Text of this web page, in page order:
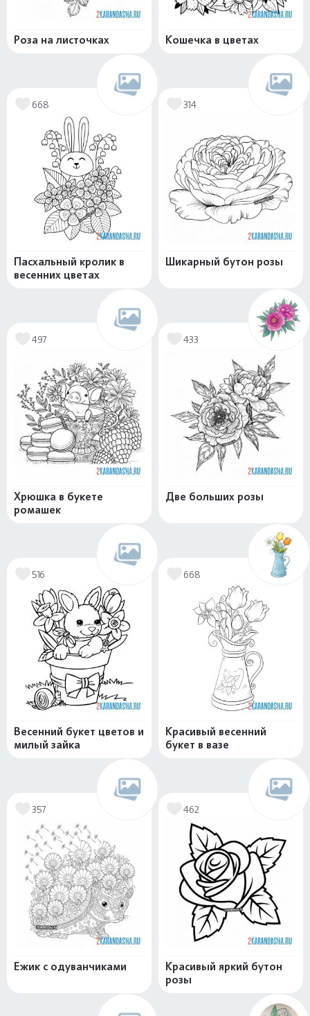
Роза на листочках Кошечка в цветах
668
Пасхальный кролик в
весенних цветах
314
Шикарный бутон розы
497
Хрюшка в букете
ромашек
433
Две больших розы
516
Весенний букет цветов и
милый зайка
668
Красивый весенний
букет в вазе
357
Ежик с одуванчиками
462
Красивый яркий бутон
розы